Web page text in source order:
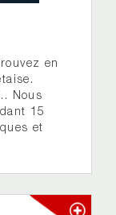
en
Nous
15
et